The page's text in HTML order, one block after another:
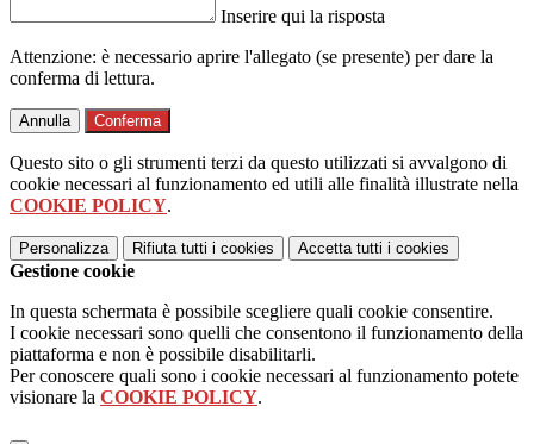
Inserire qui la risposta
Attenzione: è necessario aprire l'allegato (se presente) per dare la
conferma di lettura.
Annulla Conferma
Questo sito o gli strumenti terzi da questo utilizzati si avvalgono di
cookie necessari al funzionamento ed utili alle finalità illustrate nella
COOKIE POLICY.
Personalizza Rifiuta tutti i cookies Accetta tutti i cookies
Gestione cookie
In questa schermata è possibile scegliere quali cookie consentire.
I cookie necessari sono quelli che consentono il funzionamento della
piattaforma e non è possibile disabilitarli.
Per conoscere quali sono i cookie necessari al funzionamento potete
visionare la COOKIE POLICY.